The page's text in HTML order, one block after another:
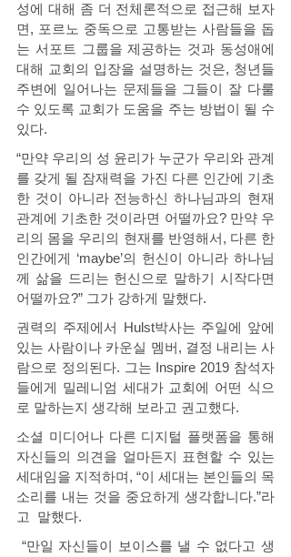
성에 대해 좀 더 전체론적으로 접근해 보자
면, 포르노 중독으로 고통받는 사람들을 돕
는 서포트 그룹을 제공하는 것과 동성애에
대해 교회의 입장을 설명하는 것은, 청년들
주변에 일어나는 문제들을 그들이 잘 다룰
수 있도록 교회가 도움을 주는 방법이 될 수
있다.
“만약 우리의 성 윤리가 누군가 우리와 관계
를 갖게 될 잠재력을 가진 다른 인간에 기초
한 것이 아니라 전능하신 하나님과의 현재
관계에 기초한 것이라면 어떨까요? 만약 우
리의 몸을 우리의 현재를 반영해서, 다른 한
인간에게 ‘maybe’의 헌신이 아니라 하나님
께 삶을 드리는 헌신으로 말하기 시작다면
어떨까요?” 그가 강하게 말했다.
권력의 주제에서 Hulst박사는 주일에 앞에
있는 사람이나 카운실 멤버, 결정 내리는 사
람으로 정의된다. 그는 Inspire 2019 참석자
들에게 밀레니엄 세대가 교회에 어떤 식으
로 말하는지 생각해 보라고 권고했다.
소셜 미디어나 다른 디지털 플랫폼을 통해
자신들의 의견을 얼마든지 표현할 수 있는
세대임을 지적하며, “이 세대는 본인들의 목
소리를 내는 것을 중요하게 생각합니다.”라
고  말했다.